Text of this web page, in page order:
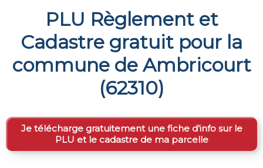
PLU Règlement et
Cadastre gratuit pour la
commune de Ambricourt
(62310)
Je télécharge gratuitement une fiche d’info sur le
PLU et le cadastre de ma parcelle